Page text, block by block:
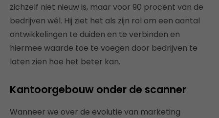
zichzelf niet nieuw is, maar voor 90 procent van de
bedrijven wél. Hij ziet het als zijn rol om een aantal
ontwikkelingen te duiden en te verbinden en
hiermee waarde toe te voegen door bedrijven te
laten zien hoe het beter kan.
Kantoorgebouw onder de scanner
Wanneer we over de evolutie van marketing